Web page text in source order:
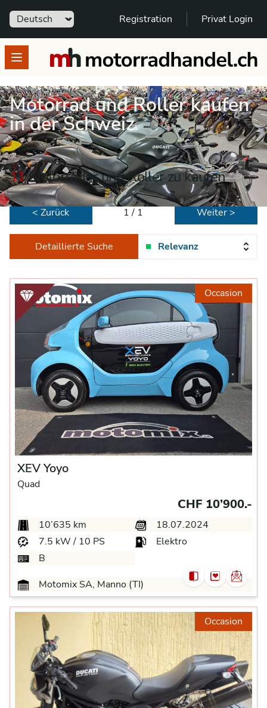
Sprache Registration Privat Login
Open menumotorradhandel.ch
Motorrad und Roller kaufen
in der Schweiz
11Motorräder und Roller zu kaufen
< Zurück 1 / 1 Weiter >
Detaillierte Suche Relevanz
Occasion
XEV Yoyo
Quad
CHF 10’900.-
10’635 km
18.07.2024
7.5 kW / 10 PS
Elektro
B
Motomix SA, Manno (TI)
Occasion